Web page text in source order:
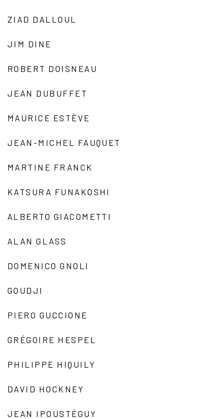
ZIAD DALLOUL
JIM DINE
ROBERT DOISNEAU
JEAN DUBUFFET
MAURICE ESTÈVE
JEAN-MICHEL FAUQUET
MARTINE FRANCK
KATSURA FUNAKOSHI
ALBERTO GIACOMETTI
ALAN GLASS
DOMENICO GNOLI
GOUDJI
PIERO GUCCIONE
GRÉGOIRE HESPEL
PHILIPPE HIQUILY
DAVID HOCKNEY
JEAN IPOUSTÉGUY